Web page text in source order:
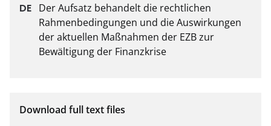
Der Aufsatz behandelt die rechtlichen
Rahmenbedingungen und die Auswirkungen
der aktuellen Maßnahmen der EZB zur
Bewältigung der Finanzkrise
Download full text files